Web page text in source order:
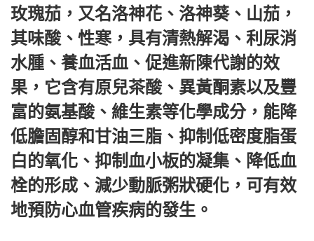
玫瑰茄，又名洛神花、洛神葵、山茄，
其味酸、性寒，具有清熱解渴、利尿消
水腫、養血活血、促進新陳代謝的效
果，它含有原兒茶酸、異黃酮素以及豐
富的氨基酸、維生素等化學成分，能降
低膽固醇和甘油三脂、抑制低密度脂蛋
白的氧化、抑制血小板的凝集、降低血
栓的形成、減少動脈粥狀硬化，可有效
地預防心血管疾病的發生。